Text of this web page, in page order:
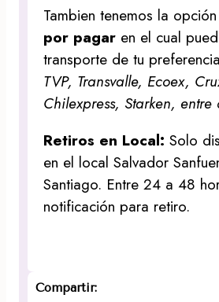
Tambien tenemos la
por pagar en el cual
transporte de tu
TVP, Transvalle, Ecoex,
Chilexpress, Starken, entre
Retiros en Local:Solo
en el local Salvador
Santiago. Entre 24 a 48
notificación para retiro.
Compartir: